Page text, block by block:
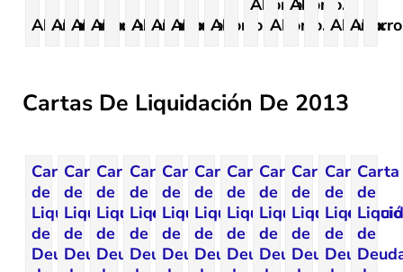
Ahorro.
Ahorro.
Ahorro.
Ahorro.Ahorro.
Ahorro.
Ahorro.Ahorro. Ahorro. Ahorro.
Cartas De Liquidación De 2013
Carta
de
Liquidación
de
Deuda
Carta
de
Liquidación
de
Deuda
Carta
de
Liquidación
de
Deuda
Carta
de
Liquidación
de
Deuda
Carta
de
Liquidación
de
Deuda
Carta
de
Liquidación
de
Deuda
Carta
de
Liquidación
de
Deuda
Carta
de
Liquidación
de
Deuda
Carta
de
Liquidación
de
Deuda
Carta
de
de
Deuda
Carta
de
de